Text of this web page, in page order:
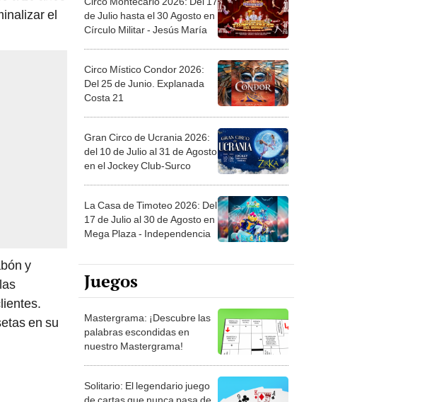
el
y
en su
de Julio hasta el 30 Agosto en
Círculo Militar - Jesús María
Del 25 de Junio. Explanada
Costa 21
del 10 de Julio al 31 de Agosto
en el Jockey Club-Surco
17 de Julio al 30 de Agosto en
Mega Plaza - Independencia
Juegos
palabras escondidas en
nuestro Mastergrama!
de cartas que nunca pasa de